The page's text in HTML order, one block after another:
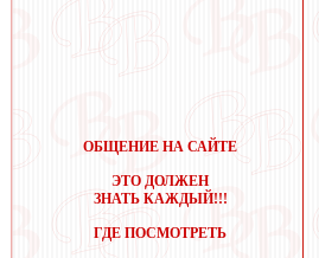
ОБЩЕНИЕ НА САЙТЕ
ЭТО ДОЛЖЕН
ЗНАТЬ КАЖДЫЙ!!!
ГДЕ ПОСМОТРЕТЬ